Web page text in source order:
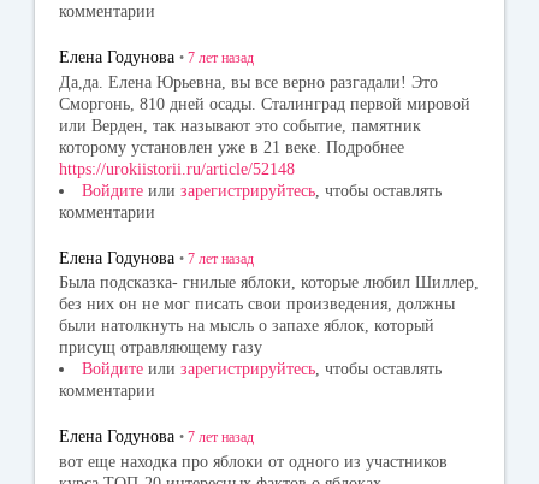
комментарии
Елена Годунова • 7 лет назад
Да,да. Елена Юрьевна, вы все верно разгадали! Это
Сморгонь, 810 дней осады. Сталинград первой мировой
или Верден, так называют это событие, памятник
которому установлен уже в 21 веке. Подробнее
https://urokiistorii.ru/article/52148
Войдите или зарегистрируйтесь , чтобы оставлять
комментарии
Елена Годунова • 7 лет назад
Была подсказка- гнилые яблоки, которые любил Шиллер,
без них он не мог писать свои произведения, должны
были натолкнуть на мысль о запахе яблок, который
присущ отравляющему газу
Войдите или зарегистрируйтесь, чтобы оставлять
комментарии
Елена Годунова • 7 лет назад
вот еще находка про яблоки от одного из участников